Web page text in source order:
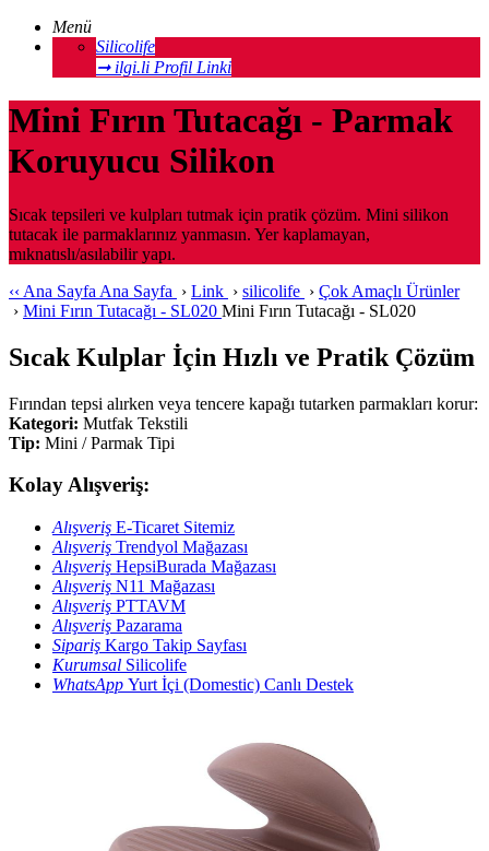
Menü
Silicolife
➞ ilgi.li Profil Linki
Mini Fırın Tutacağı - Parmak
Koruyucu Silikon
Sıcak tepsileri ve kulpları tutmak için pratik çözüm. Mini silikon
tutacak ile parmaklarınız yanmasın. Yer kaplamayan,
mıknatıslı/asılabilir yapı.
‹‹ Ana Sayfa Ana Sayfa › Link › silicolife › Çok Amaçlı Ürünler
› Mini Fırın Tutacağı - SL020 Mini Fırın Tutacağı - SL020
Sıcak Kulplar İçin Hızlı ve Pratik Çözüm
Fırından tepsi alırken veya tencere kapağı tutarken parmakları korur:
Kategori: Mutfak Tekstili
Tip: Mini / Parmak Tipi
Kolay Alışveriş:
Alışveriş E-Ticaret Sitemiz
Alışveriş Trendyol Mağazası
Alışveriş HepsiBurada Mağazası
Alışveriş N11 Mağazası
Alışveriş PTTAVM
Alışveriş Pazarama
Sipariş Kargo Takip Sayfası
Kurumsal Silicolife
WhatsApp Yurt İçi (Domestic) Canlı Destek